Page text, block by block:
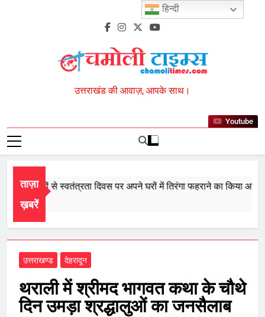
Chamoli Times
उत्तराखंड की आवाज़, आपके साथ।
Youtube
ताज़ा
ख़बरें
से स्वतंत्रता दिवस पर अपने घरों में तिरंगा फहराने का किया आवाह्न
उत्तराखण्ड देहरादून
थराली में श्रीमद भागवत कथा के चौथे
दिन उमड़ा श्रद्धालुओं का जनसैलाब
हिन्दी